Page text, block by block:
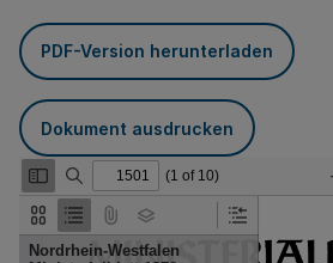
PDF-Version herunterladen
Dokument ausdrucken